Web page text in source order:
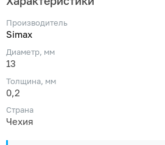
Производитель
Simax
Диаметр, мм
13
Толщина, мм
0,2
Страна
Чехия